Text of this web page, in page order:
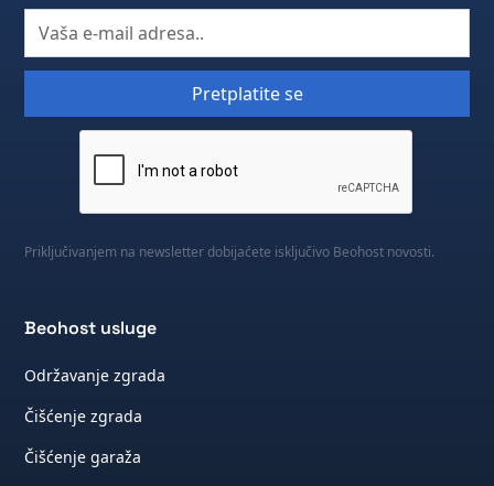
Priključivanjem na newsletter dobijaćete isključivo Beohost novosti.
Beohost usluge
Održavanje zgrada
Čišćenje zgrada
Čišćenje garaža